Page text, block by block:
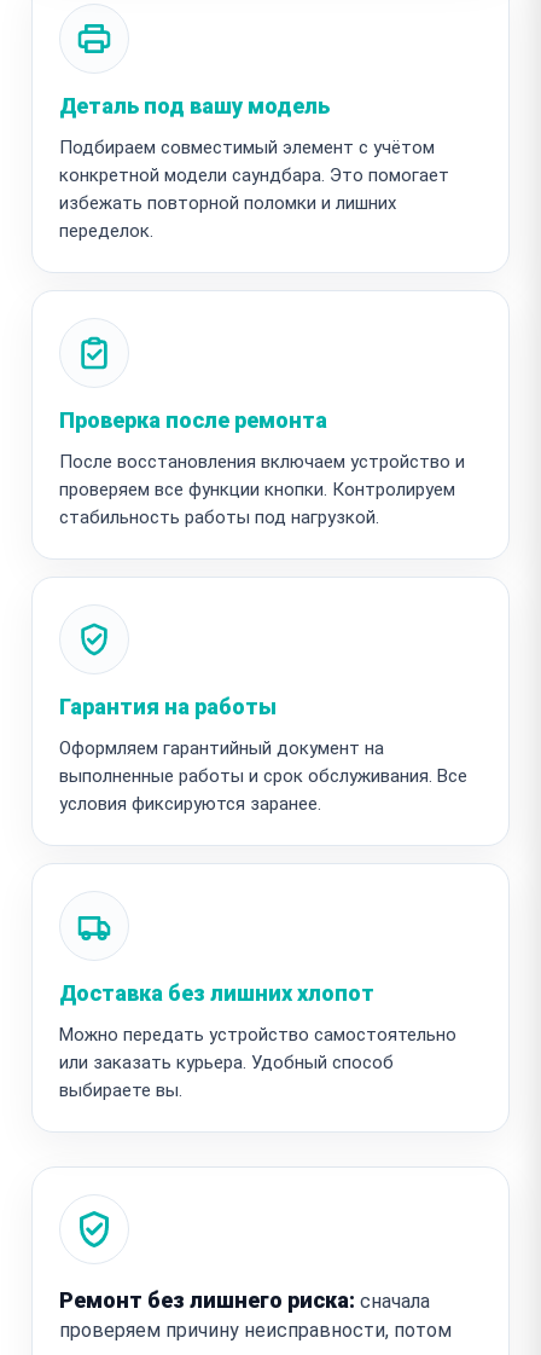
Деталь под вашу модель
Подбираем совместимый элемент с учётом
конкретной модели саундбара. Это помогает
избежать повторной поломки и лишних
переделок.
Проверка после ремонта
После восстановления включаем устройство и
проверяем все функции кнопки. Контролируем
стабильность работы под нагрузкой.
Гарантия на работы
Оформляем гарантийный документ на
выполненные работы и срок обслуживания. Все
условия фиксируются заранее.
Доставка без лишних хлопот
Можно передать устройство самостоятельно
или заказать курьера. Удобный способ
выбираете вы.
Ремонт без лишнего риска: сначала
проверяем причину неисправности, потом